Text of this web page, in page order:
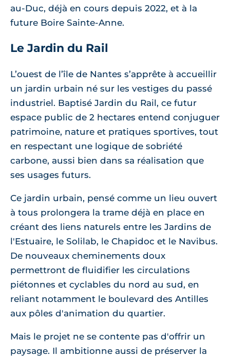
au-Duc, déjà en cours depuis 2022, et à la
future Boire Sainte-Anne.
Le Jardin du Rail
L’ouest de l’île de Nantes s’apprête à accueillir
un jardin urbain né sur les vestiges du passé
industriel. Baptisé Jardin du Rail, ce futur
espace public de 2 hectares entend conjuguer
patrimoine, nature et pratiques sportives, tout
en respectant une logique de sobriété
carbone, aussi bien dans sa réalisation que
ses usages futurs.
Ce jardin urbain, pensé comme un lieu ouvert
à tous prolongera la trame déjà en place en
créant des liens naturels entre les Jardins de
l'Estuaire, le Solilab, le Chapidoc et le Navibus.
De nouveaux cheminements doux
permettront de fluidifier les circulations
piétonnes et cyclables du nord au sud, en
reliant notamment le boulevard des Antilles
aux pôles d'animation du quartier.
Mais le projet ne se contente pas d'offrir un
paysage. Il ambitionne aussi de préserver la